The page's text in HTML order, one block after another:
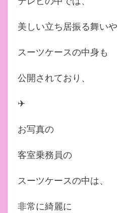
美しい立ち居振る舞いや
スーツケースの中身も
公開されており、
✈︎
お写真の
客室乗務員の
スーツケースの中は、
非常に綺麗に